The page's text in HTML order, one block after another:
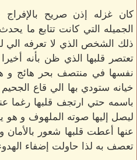
كان غزله إذن صريح
الجميله التي كانت تتابع ما
ذلك الشخص الذي لا تعرفه الي
تعتصر قلبها الذي ظن بأنه
نفسها في منتصف بحر هائج و
خيانه ستودي بها الي قاع
باسمه حتي ارتجف قلبها رغما
ليصل إليها صوته الملهوف و هو
عنها أعطت قلبها شعور بالأمان
تعصف به لذا حاولت إضفاء